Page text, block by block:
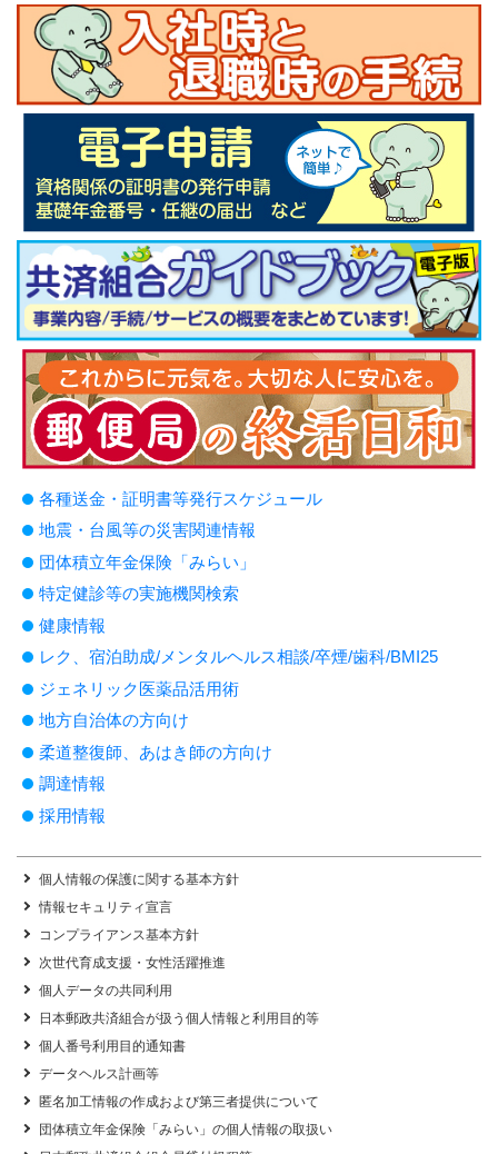
各種送金・証明書等発行スケジュール
地震・台風等の災害関連情報
団体積立年金保険「みらい」
特定健診等の実施機関検索
健康情報
レク、宿泊助成/メンタルヘルス相談/卒煙/歯科/BMI25
ジェネリック医薬品活用術
地方自治体の方向け
柔道整復師、あはき師の方向け
調達情報
採用情報
個人情報の保護に関する基本方針
情報セキュリティ宣言
コンプライアンス基本方針
次世代育成支援・女性活躍推進
個人データの共同利用
日本郵政共済組合が扱う個人情報と利用目的等
個人番号利用目的通知書
データヘルス計画等
匿名加工情報の作成および第三者提供について
団体積立年金保険「みらい」の個人情報の取扱い